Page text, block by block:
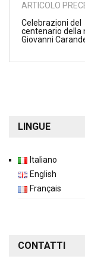
ARTICOLO
Celebrazioni del
centenario della
Giovanni
LINGUE
Italiano
English
Français
CONTATTI